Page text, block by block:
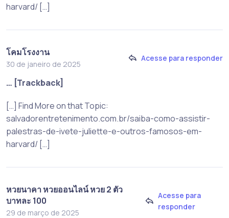
harvard/ […]
โคมโรงงาน
30 de janeiro de 2025
Acesse para responder
… [Trackback]
[…] Find More on that Topic:
salvadorentretenimento.com.br/saiba-como-assistir-
palestras-de-ivete-juliette-e-outros-famosos-em-
harvard/ […]
หวยนาคา หวยออนไลน์ หวย 2 ตัว
บาทละ 100
29 de março de 2025
Acesse para
responder